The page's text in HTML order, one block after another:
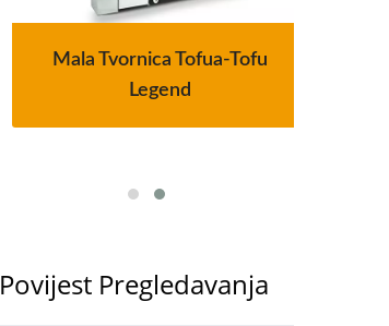
Mala Tvornica Tofua-Tofu
Legend
Povijest Pregledavanja